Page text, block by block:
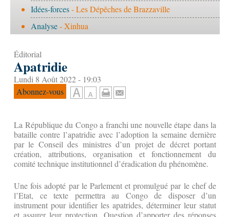
Idées-forces- Les Dépêches de Brazzaville
Analyse- Xinhua
Éditorial
Apatridie
Lundi 8 Août 2022 - 19:03
Abonnez-vous
La République du Congo a franchi une nouvelle étape dans la
bataille contre l’apatridie avec l’adoption la semaine dernière
par le Conseil des ministres d’un projet de décret portant
création, attributions, organisation et fonctionnement du
comité technique institutionnel d’éradication du phénomène.
Une fois adopté par le Parlement et promulgué par le chef de
l’Etat, ce texte permettra au Congo de disposer d’un
instrument pour identifier les apatrides, déterminer leur statut